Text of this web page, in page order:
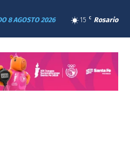
15 C Rosario
8 AGOSTO 2026